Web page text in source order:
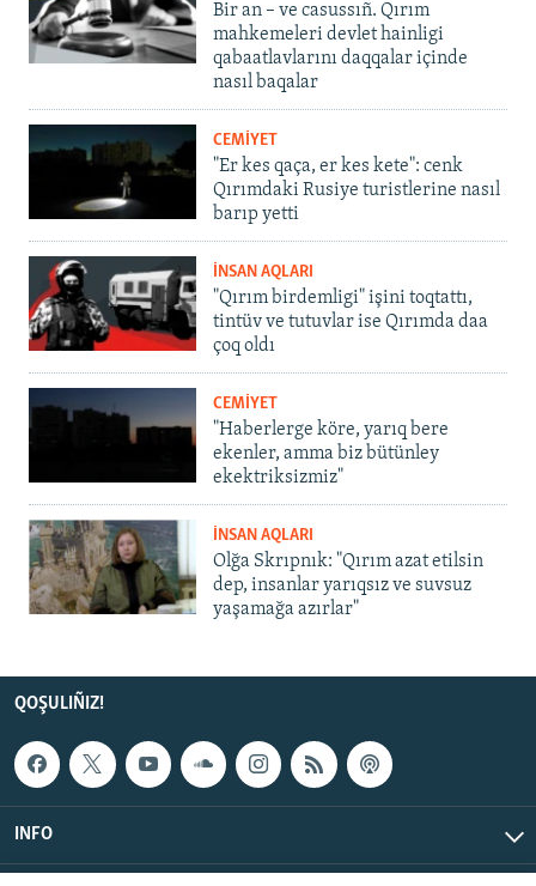
Bir an – ve casussıñ. Qırım
mahkemeleri devlet hainligi
qabaatlavlarını daqqalar içinde
nasıl baqalar
CEMİYET
"Er kes qaça, er kes kete": cenk
Qırımdaki Rusiye turistlerine nasıl
barıp yetti
İNSAN AQLARI
"Qırım birdemligi" işini toqtattı,
tintüv ve tutuvlar ise Qırımda daa
çoq oldı
CEMİYET
"Haberlerge köre, yarıq bere
ekenler, amma biz bütünley
ekektriksizmiz"
İNSAN AQLARI
Olğa Skrıpnık: "Qırım azat etilsin
dep, insanlar yarıqsız ve suvsuz
yaşamağa azırlar"
QOŞULIÑIZ!
INFO